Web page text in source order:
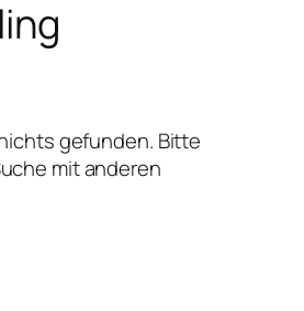
gefunden. Bitte
mit anderen